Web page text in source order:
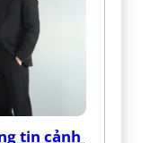
tin cảnh